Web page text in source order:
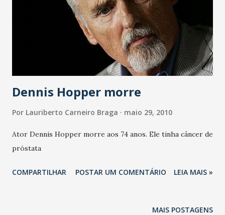
Dennis Hopper morre
Por Lauriberto Carneiro Braga maio 29, 2010
Ator Dennis Hopper morre aos 74 anos. Ele tinha câncer de
próstata
COMPARTILHAR POSTAR UM COMENTÁRIO LEIA MAIS »
MAIS POSTAGENS